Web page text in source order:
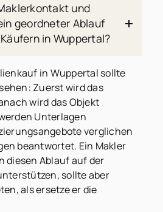
und
geordneter Ablauf
in Wuppertal?
in Wuppertal sollte
Zuerst wird das
wird das Objekt
Unterlagen
verglichen
beantwortet. Ein Makler
diesen Ablauf auf der
sollte aber
als ersetze er die